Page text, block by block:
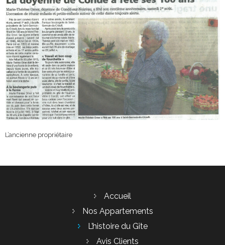
L’ancienne propriétaire
Accueil
Nos Appartements
L’histoire du Gîte
Avis Clients